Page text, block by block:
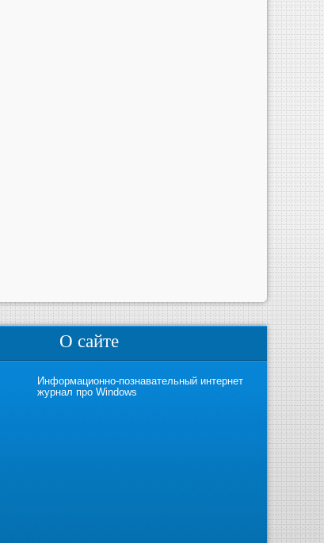
О сайте
Информационно-познавательный интернет
журнал про Windows